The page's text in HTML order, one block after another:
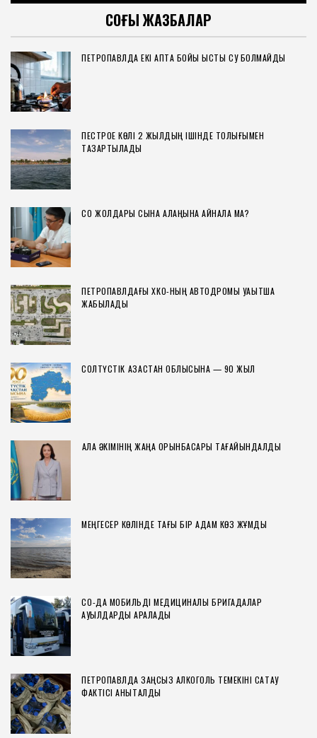
СОҢҒЫ ЖАЗБАЛАР
ПЕТРОПАВЛДА ЕКІ АПТА БОЙЫ ЫСТЫҚ СУ БОЛМАЙДЫ
ПЕСТРОЕ КӨЛІ 2 ЖЫЛДЫҢ ІШІНДЕ ТОЛЫҒЫМЕН
ТАЗАРТЫЛАДЫ
СҚО ЖОЛДАРЫ СЫНАҚ АЛАҢЫНА АЙНАЛА МА?
ПЕТРОПАВЛДАҒЫ ХҚКО-НЫҢ АВТОДРОМЫ УАҚЫТША
ЖАБЫЛАДЫ
СОЛТҮСТІК ҚАЗАҚСТАН ОБЛЫСЫНА — 90 ЖЫЛ
ҚАЛА ӘКІМІНІҢ ЖАҢА ОРЫНБАСАРЫ ТАҒАЙЫНДАЛДЫ
МЕҢГЕСЕР КӨЛІНДЕ ТАҒЫ БІР АДАМ КӨЗ ЖҰМДЫ
СҚО-ДА МОБИЛЬДІ МЕДИЦИНАЛЫҚ БРИГАДАЛАР
АУЫЛДАРДЫ АРАЛАДЫ
ПЕТРОПАВЛДА ЗАҢСЫЗ АЛКОГОЛЬ ТЕМЕКІНІ САҚТАУ
ФАКТІСІ АНЫҚТАЛДЫ